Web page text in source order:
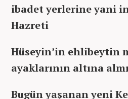
ibadet yerlerine yani
Hazreti
Hüseyin’in ehlibeytin
ayaklarının altına
Bugün yaşanan yeni